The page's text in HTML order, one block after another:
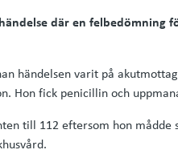
där en
händelsen varit på
Hon fick penicillin och
till 112 eftersom hon